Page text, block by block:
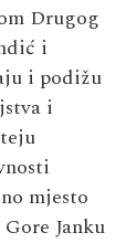
Drugog
i
i podižu
i
mjesto
Janku